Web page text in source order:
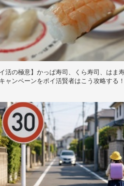
イ活の極意】かっぱ寿司、くら寿司、はま
ャンペーンをポイ活賢者はこう攻略する！